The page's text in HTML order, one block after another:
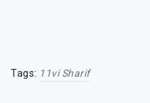
Tags: 11vi Sharif